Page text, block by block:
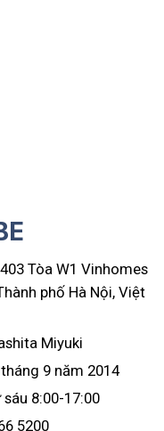
Tòa W1 Vinhomes
phố Hà Nội, Việt
Miyuki
9 năm 2014
8:00-17:00
5200